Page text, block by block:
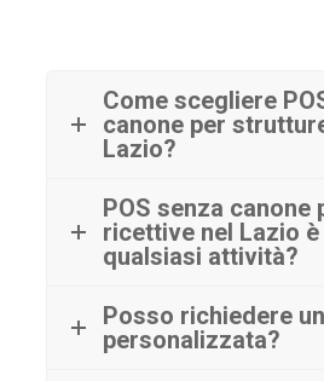
Come scegliere
canone per
Lazio?
POS senza
ricettive nel Lazio
qualsiasi attività?
Posso richiedere
personalizzata?